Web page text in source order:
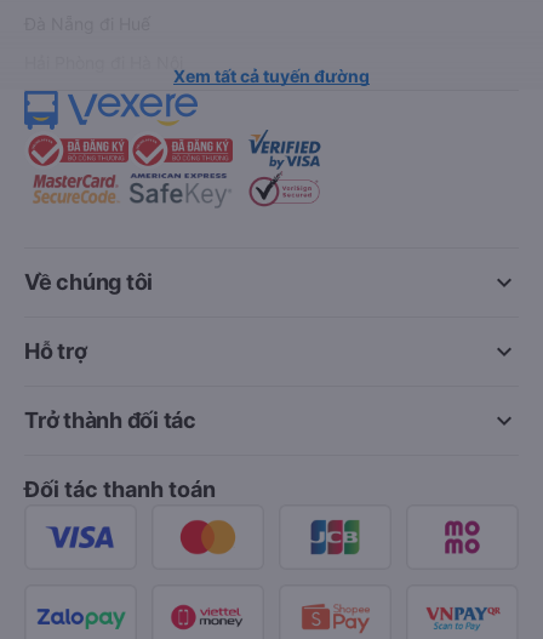
Xem tất cả tuyến đường
keyboard_arrow_down
Về chúng tôi
keyboard_arrow_down
Hỗ trợ
keyboard_arrow_down
Trở thành đối tác
Đối tác thanh toán